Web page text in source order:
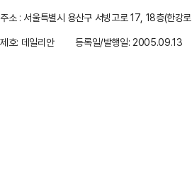
주소 : 서울특별시 용산구 서빙고로 17, 18층(한강
제호: 데일리안
등록일/발행일: 2005.09.13